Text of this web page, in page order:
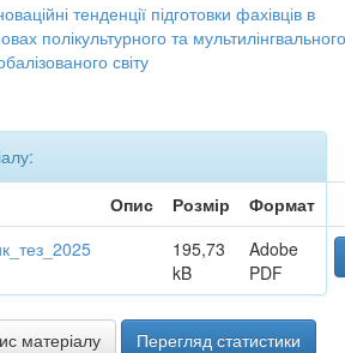
тенденції підготовки фахівців в
полікультурного та мультилінгвального
світу
Опис Розмір
Формат
195,73
kB
Adobe
PDF
матеріалу Перегляд статистики